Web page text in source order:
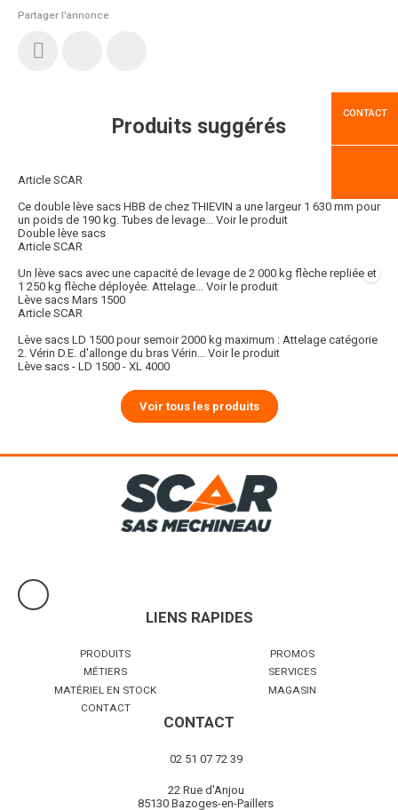
Partager l'annonce
Produits suggérés
Article SCAR
Ce double lève sacs HBB de chez THIEVIN a une largeur 1 630 mm pour
un poids de 190 kg. Tubes de levage... Voir le produit
Double lève sacs
Article SCAR
Un lève sacs avec une capacité de levage de 2 000 kg flèche repliée et
1 250 kg flèche déployée. Attelage... Voir le produit
Lève sacs Mars 1500
Article SCAR
Lève sacs LD 1500 pour semoir 2000 kg maximum : Attelage catégorie
2. Vérin D.E. d'allonge du bras Vérin... Voir le produit
Lève sacs - LD 1500 - XL 4000
Voir tous les produits
CONTACT
LIENS RAPIDES
PRODUITS
PROMOS
MÉTIERS
SERVICES
MATÉRIEL EN STOCK
MAGASIN
CONTACT
CONTACT
02 51 07 72 39
22 Rue d'Anjou
85130 Bazoges-en-Paillers